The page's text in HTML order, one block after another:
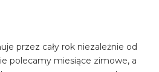
przez cały rok niezależnie od
polecamy miesiące zimowe, a